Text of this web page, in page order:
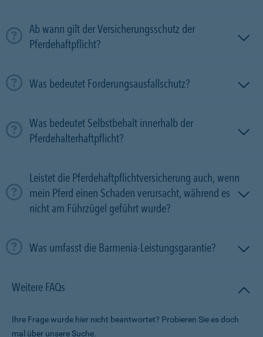
Ab wann gilt der Versicherungsschutz der
Pferdehaftpflicht?
Was bedeutet Forderungsausfallschutz?
Was bedeutet Selbstbehalt innerhalb der
Pferdehalterhaftpflicht?
Leistet die Pferdehaftpflichtversicherung auch, wenn
mein Pferd einen Schaden verursacht, während es
nicht am Führzügel geführt wurde?
Was umfasst die Barmenia-Leistungsgarantie?
Weitere FAQs
Ihre Frage wurde hier nicht beantwortet? Probieren Sie es doch
mal über unsere Suche.